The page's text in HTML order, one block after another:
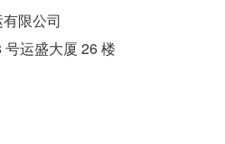
限公司
运盛大厦 26 楼